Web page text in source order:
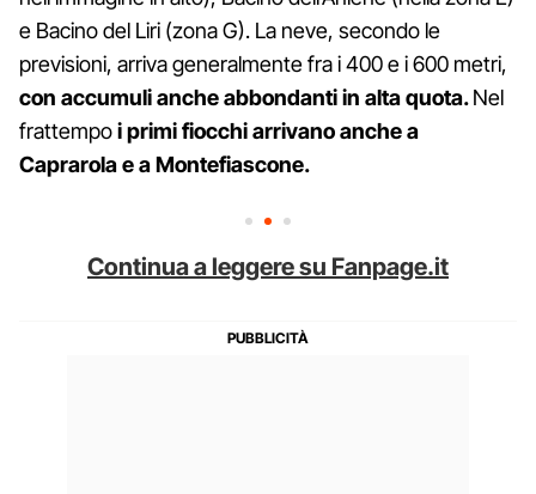
e Bacino del Liri (zona G). La neve, secondo le
previsioni, arriva generalmente fra i 400 e i 600 metri,
con accumuli anche abbondanti in alta quota.Nel
frattempoi primi fiocchi arrivano anche a
Caprarola e a Montefiascone.
Continua a leggere su Fanpage.it